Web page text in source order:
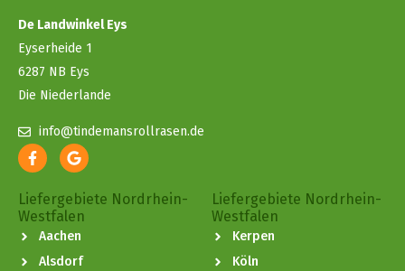
De Landwinkel Eys
Eyserheide 1
6287 NB Eys
Die Niederlande
info@tindemansrollrasen.de
Liefergebiete Nordrhein-
Westfalen
Aachen
Alsdorf
Liefergebiete Nordrhein-
Westfalen
Kerpen
Köln